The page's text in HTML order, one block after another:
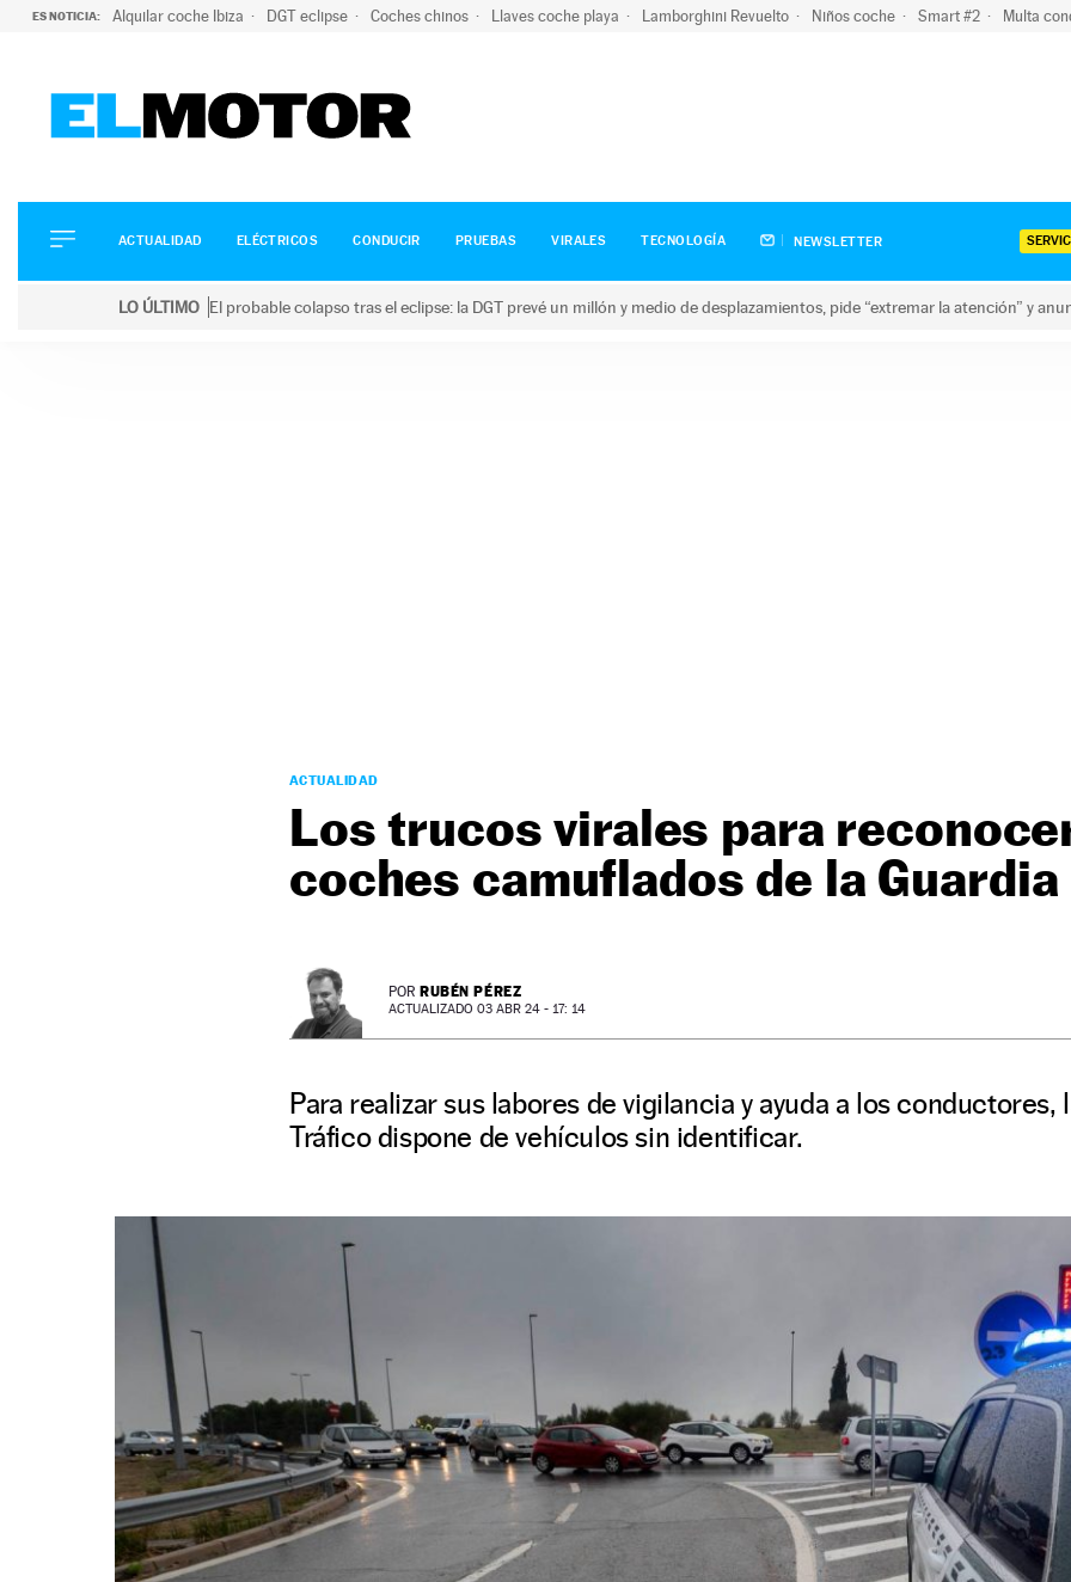
ES NOTICIA: Alquilar coche Ibiza DGT eclipse Coches chinos Llaves coche playa Lamborghini Revuelto Niños coche Smart #2 Multa
ELÉCTRICOS
CONDUCIR
ACTUALIDAD ELÉCTRICOS CONDUCIR PRUEBAS VIRALES TECNOLOGÍA NEWSLETTER
LO ÚLTIMO El probable colapso tras el eclipse: la DGT prevé un millón y medio de desplazamientos, pide “extremar la atención” y
ACTUALIDAD
Los trucos virales para
coches camuflados de la Guardia
POR RUBÉN PÉREZ
ACTUALIZADO 03 ABR 24 - 17: 14
Para realizar sus labores de vigilancia y ayuda a los conductores,
Tráfico dispone de vehículos sin identificar.